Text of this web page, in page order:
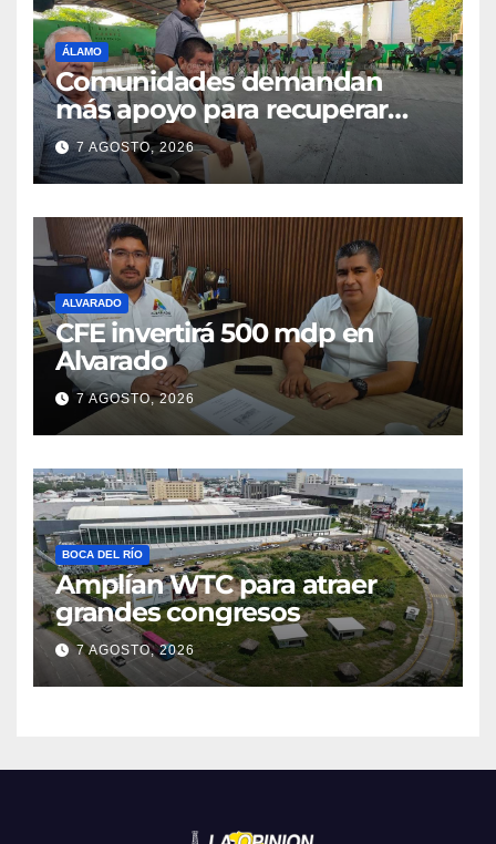
ÁLAMO
Comunidades demandan
más apoyo para recuperar
parcelas
7 AGOSTO, 2026
ALVARADO
CFE invertirá 500 mdp en
Alvarado
7 AGOSTO, 2026
BOCA DEL RÍO
Amplían WTC para atraer
grandes congresos
7 AGOSTO, 2026